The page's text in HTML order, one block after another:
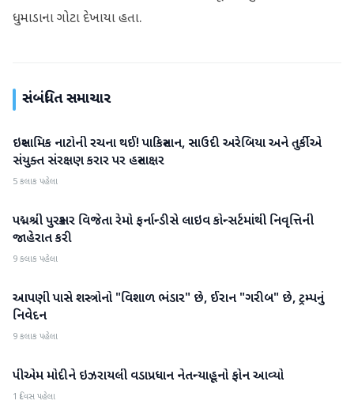
ધુમાડાના ગોટા દેખાયા હતા.
સંબંધિત સમાચાર
આંતરરાષ્ટ્રીય
ઇસ્લામિક નાટોની રચના થઈ! પાકિસ્તાન, સાઉદી અરેબિયા અને તુર્કીએ
સંયુક્ત સંરક્ષણ કરાર પર હસ્તાક્ષર
5 કલાક પહેલા
આંતરરાષ્ટ્રીય
પદ્મશ્રી પુરસ્કાર વિજેતા રેમો ફર્નાન્ડીસે લાઇવ કોન્સર્ટમાંથી નિવૃત્તિની
જાહેરાત કરી
9 કલાક પહેલા
આંતરરાષ્ટ્રીય
આપણી પાસે શસ્ત્રોનો "વિશાળ ભંડાર" છે, ઈરાન "ગરીબ" છે, ટ્રમ્પનું
નિવેદન
9 કલાક પહેલા
આંતરરાષ્ટ્રીય
પીએમ મોદીને ઇઝરાયલી વડાપ્રધાન નેતન્યાહૂનો ફોન આવ્યો
1 દિવસ પહેલા